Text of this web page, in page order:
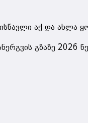
აქ და ახლა
გზაზე 2026